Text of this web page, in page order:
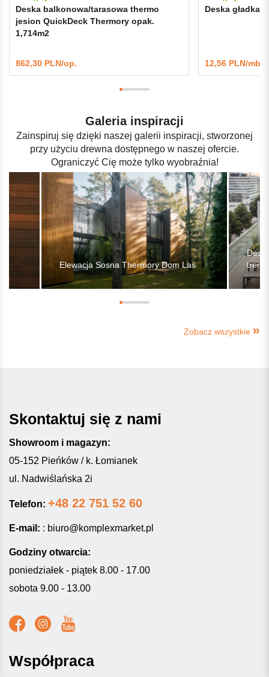
Deska balkonowa/tarasowa thermo
jesion QuickDeck Thermory opak.
1,714m2
862,30 PLN/op.
Deska gładka
12,56 PLN/mb
Galeria inspiracji
Zainspiruj się dzięki naszej galerii inspiracji, stworzonej
przy użyciu drewna dostępnego w naszej ofercie.
Ograniczyć Cię może tylko wyobraźnia!
Elewacja Sosna Thermory Dom Las
treme
Zobacz wszystkie
Skontaktuj się z nami
Showroom i magazyn:
05-152 Pieńków / k. Łomianek
ul. Nadwiślańska 2i
Telefon: +48 22 751 52 60
E-mail: : biuro@komplexmarket.pl
Godziny otwarcia:
poniedziałek - piątek 8.00 - 17.00
sobota 9.00 - 13.00
Współpraca